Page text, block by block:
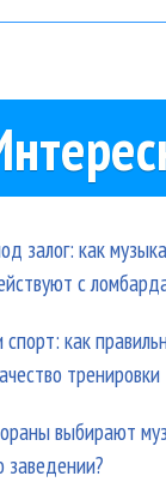
залог: как
с
как
тренировки
выбирают
заведении?